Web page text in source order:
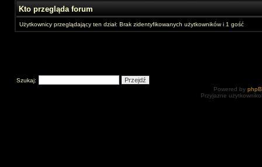
Kto przegląda forum
Użytkownicy przeglądający ten dział: Brak zidentyfikowanych użytkowników i 1 gość
Szukaj:
Powered by
Przyjazne